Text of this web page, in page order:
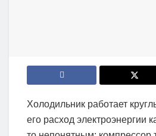
Холодильник работает
его расход электроэнергии